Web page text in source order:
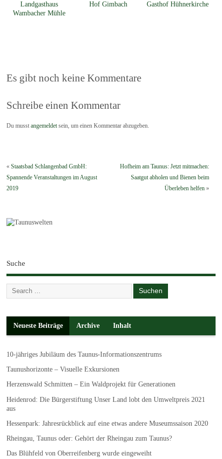
Landgasthaus
Wambacher Mühle
Hof Gimbach Gasthof Hühnerkirche
Es gibt noch keine Kommentare
Schreibe einen Kommentar
Du musstangemeldetsein, um einen Kommentar abzugeben.
«Staatsbad Schlangenbad GmbH:
Spannende Veranstaltungen im August
2019
Hofheim am Taunus: Jetzt mitmachen:
Saatgut abholen und Bienen beim
Überleben helfen»
Suche
Neueste Beiträge Archive Inhalt
10-jähriges Jubiläum des Taunus-Informationszentrums
Taunushorizonte – Visuelle Exkursionen
Herzenswald Schmitten – Ein Waldprojekt für Generationen
Heidenrod: Die Bürgerstiftung Unser Land lobt den Umweltpreis 2021
aus
Hessenpark: Jahresrückblick auf eine etwas andere Museumssaison 2020
Rheingau, Taunus oder: Gehört der Rheingau zum Taunus?
Das Blühfeld von Oberreifenberg wurde eingeweiht